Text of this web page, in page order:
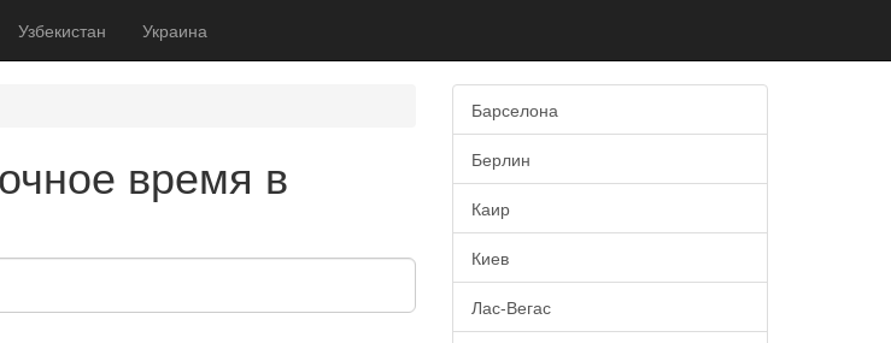
Узбекистан Украина
время в
Барселона
Берлин
Каир
Киев
Лас-Вегас